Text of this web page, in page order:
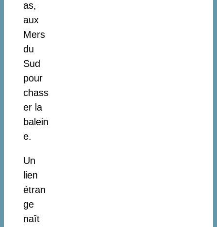
as,
aux
Mers
du
Sud
pour
chass
er la
balein
e.
Un
lien
étran
ge
naît